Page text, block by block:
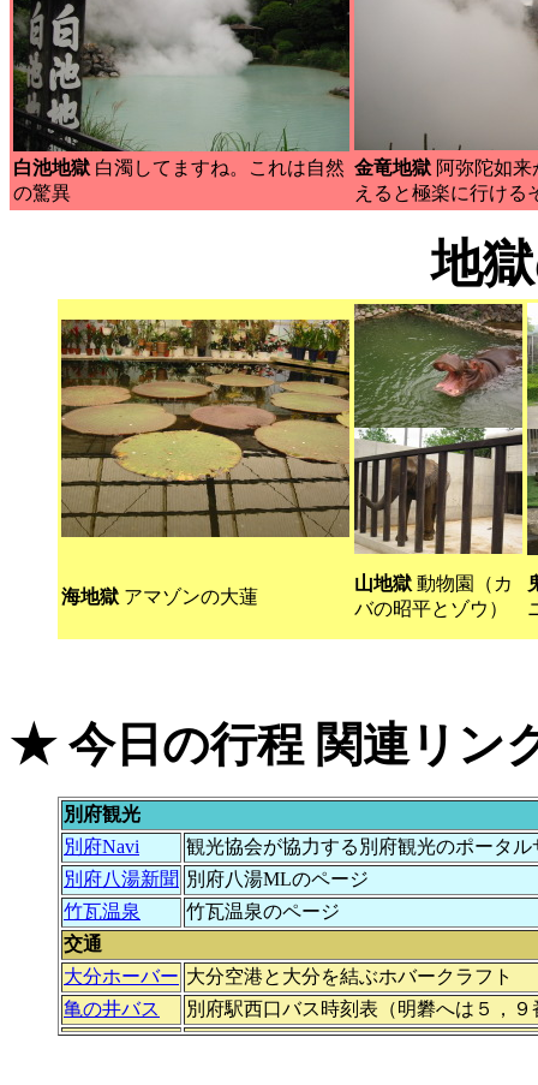
白池地獄 白濁してますね。これは自然
の驚異
金竜地獄 阿弥陀如
えると極楽に行ける
地
海地獄 アマゾンの大蓮
山地獄 動物園（カ
バの昭平とゾウ）
★ 今日の行程 関連リン
別府観光
別府Navi
観光協会が協力する別府観光のポータル
別府八湯新聞 別府八湯MLのページ
竹瓦温泉
竹瓦温泉のページ
交通
大分ホーバー 大分空港と大分を結ぶホバークラフト
亀の井バス
別府駅西口バス時刻表（明礬へは５，９